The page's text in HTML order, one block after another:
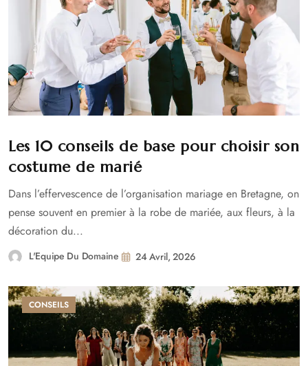
Les 10 conseils de base pour choisir son
costume de marié
Dans l’effervescence de l’organisation mariage en Bretagne, on
pense souvent en premier à la robe de mariée, aux fleurs, à la
décoration du...
L'Equipe Du Domaine 24 Avril, 2026
CONSEILS